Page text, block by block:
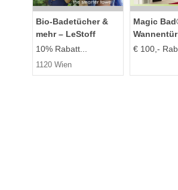
Bio-Badetücher &
mehr – LeStoff
10% Rabatt...
1120 Wien
Magic
Wannentür
€ 100,-